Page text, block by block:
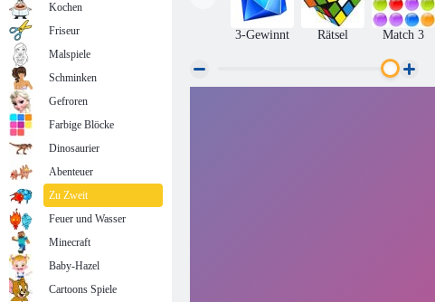
3-Gewinnt Rätsel Match 3
Kochen
Friseur
Malspiele
Schminken
Gefroren
Farbige Blöcke
Dinosaurier
Abenteuer
Zu Zweit
Feuer und Wasser
Minecraft
Baby-Hazel
Cartoons Spiele